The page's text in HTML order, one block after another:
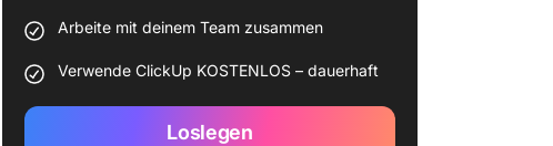
Arbeite mit deinem Team zusammen
Verwende ClickUp KOSTENLOS – dauerhaft
Loslegen